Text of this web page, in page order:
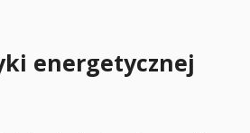
energetycznej